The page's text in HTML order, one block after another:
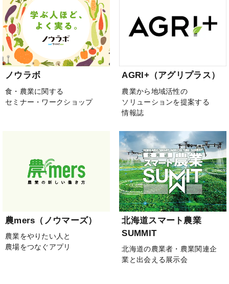
ノウラボ
食・農業に関する
セミナー・ワークショップ
AGRI+（アグリプラス）
農業から地域活性の
ソリューションを提案する
情報誌
農mers（ノウマーズ）
農業をやりたい人と
農場をつなぐアプリ
北海道スマート農業
SUMMIT
北海道の農業者・農業関連企
業と出会える展示会